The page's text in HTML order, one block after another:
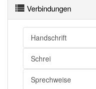
Duktus
Duktus
Duktus
Duktus
Duktus
Verbindungen
Handschrift
Schrei
Sprechweise